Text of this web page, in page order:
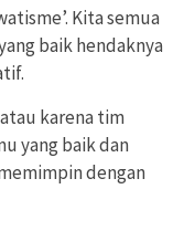
Kita semua
baik hendaknya
karena tim
yang baik dan
dengan